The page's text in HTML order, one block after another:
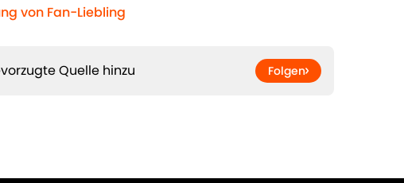
von Fan-Liebling
Quelle hinzu Folgen